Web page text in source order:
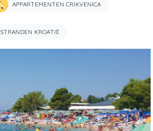
APPARTEMENTEN CRIKVENICA
STRANDEN KROATIË